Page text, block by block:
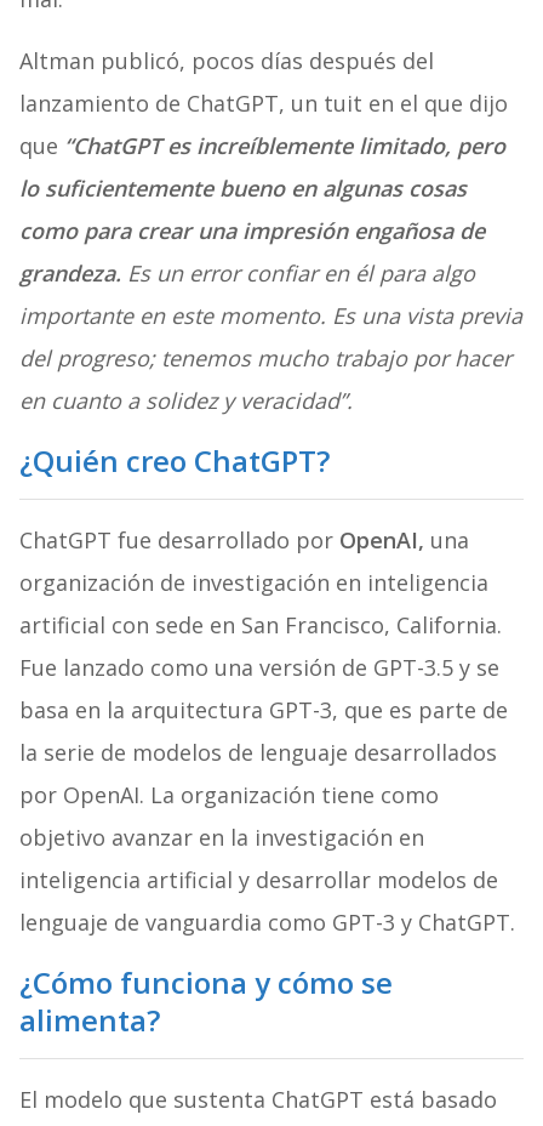
Altman publicó, pocos días después del
lanzamiento de ChatGPT, un tuit en el que dijo
que “ChatGPT es increíblemente limitado, pero
lo suficientemente bueno en algunas cosas
como para crear una impresión engañosa de
grandeza. Es un error confiar en él para algo
importante en este momento. Es una vista previa
del progreso; tenemos mucho trabajo por hacer
en cuanto a solidez y veracidad”.
¿Quién creo ChatGPT?
ChatGPT fue desarrollado porOpenAI, una
organización de investigación en inteligencia
artificial con sede en San Francisco, California.
Fue lanzado como una versión de GPT-3.5 y se
basa en la arquitectura GPT-3, que es parte de
la serie de modelos de lenguaje desarrollados
por OpenAI. La organización tiene como
objetivo avanzar en la investigación en
inteligencia artificial y desarrollar modelos de
lenguaje de vanguardia como GPT-3 y ChatGPT.
¿Cómo funciona y cómo se
alimenta?
El modelo que sustenta ChatGPT está basado